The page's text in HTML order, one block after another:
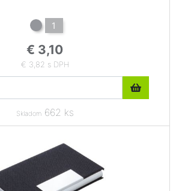
1
€ 3,10
€ 3,82 s DPH
Skladom662 ks